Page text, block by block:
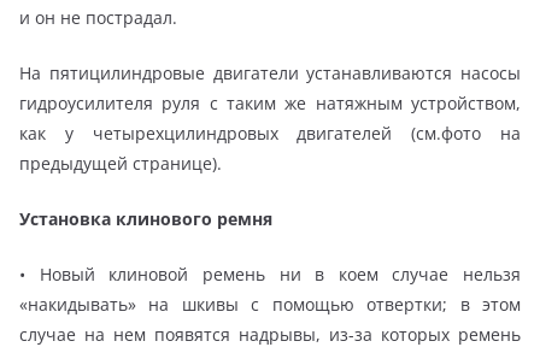
и он не пострадал.
На пятицилиндровые двигатели устанавливаются насосы
гидроусилителя руля с таким же натяжным устройством,
как у четырехцилиндровых двигателей (см.фото на
предыдущей странице).
Установка клинового ремня
• Новый клиновой ремень ни в коем случае нельзя
«накидывать» на шкивы с помощью отвертки; в этом
случае на нем появятся надрывы, из-за которых ремень